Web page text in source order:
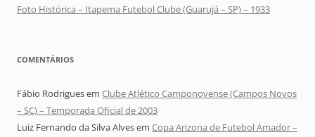
Foto Histórica – Itapema Futebol Clube (Guarujá – SP) – 1933
COMENTÁRIOS
Fábio Rodriguesem Clube Atlético Camponovense (Campos Novos
– SC) – Temporada Oficial de 2003
Luiz Fernando da Silva Alvesem Copa Arizona de Futebol Amador –